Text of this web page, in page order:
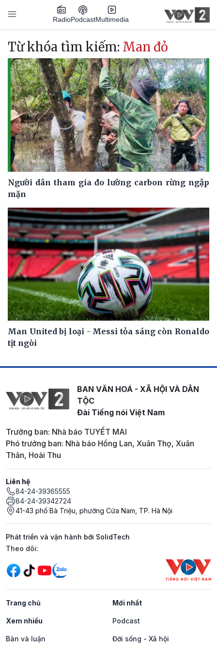
Nhảy đến nội dung
RadioPodcastMultimedia
Main navigation
Từ khóa tìm kiếm: Man đỏ
Người dân tham gia đo lường carbon rừng ngập
mặn
Man United bị loại - Messi tỏa sáng còn Ronaldo
tịt ngòi
BAN VĂN HOÁ - XÃ HỘI VÀ DÂN
TỘC
Đài Tiếng nói Việt Nam
Trưởng ban: Nhà báo TUYẾT MAI
Phó trưởng ban: Nhà báo Hồng Lan, Xuân Thọ, Xuân
Thân, Hoài Thu
Liên hệ
84-24-39365555
84-24-39342724
41-43 phố Bà Triệu, phường Cửa Nam, TP. Hà Nội
Phát triển và vận hành bởi SolidTech
Mạng xã hội
Theo dõi:
Trang chủ Mới nhất
Xem nhiều Podcast
Bàn và luận Đời sống - Xã hội